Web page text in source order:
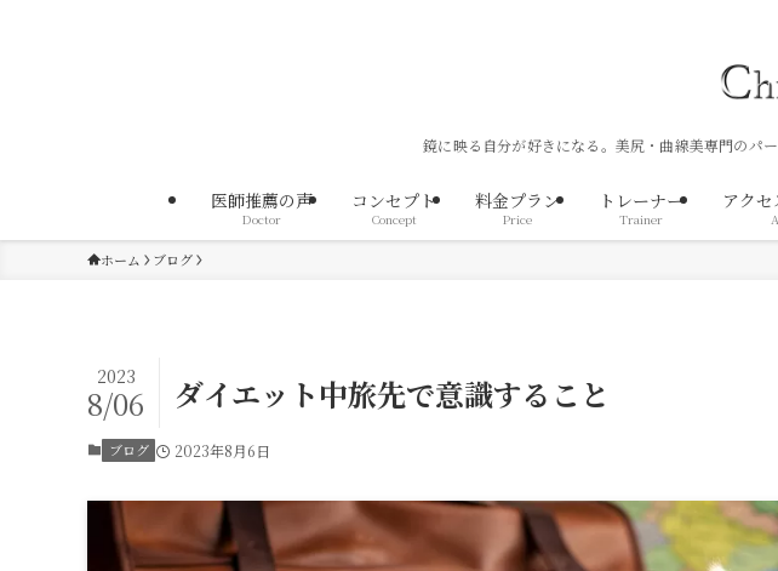
鏡に映る自分が好きになる。美尻・曲線美専門のパ
医師推薦の声
Doctor
コンセプト
Concept
料金プラン
Price
トレーナー
Trainer
アク
ホーム ブログ
ダイエット中旅先で意識すること
2023
8/06
ブログ 2023年8月6日